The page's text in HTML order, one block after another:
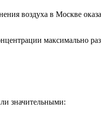
воздуха в Москве
максимально
значительными: